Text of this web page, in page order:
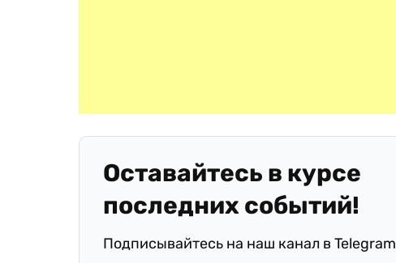
Оставайтесь в курсе
последних событий!
Подписывайтесь на наш канал в Telegram